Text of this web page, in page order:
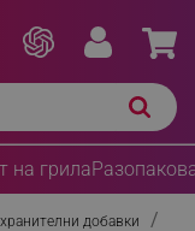
на грила
добавки